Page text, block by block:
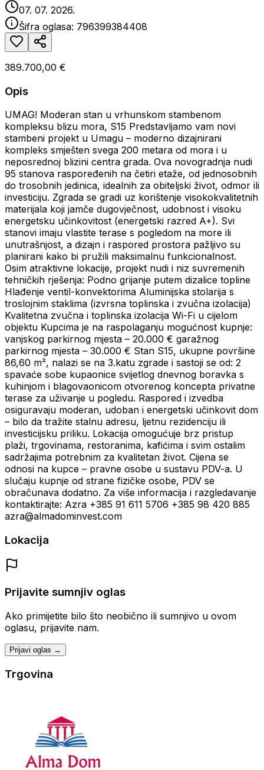
07. 07. 2026.
Šifra oglasa: 796399384408
389.700,00 €
Opis
UMAG! Moderan stan u vrhunskom stambenom
kompleksu blizu mora, S15 Predstavljamo vam novi
stambeni projekt u Umagu – moderno dizajnirani
kompleks smješten svega 200 metara od mora i u
neposrednoj blizini centra grada. Ova novogradnja nudi
95 stanova raspoređenih na četiri etaže, od jednosobnih
do trosobnih jedinica, idealnih za obiteljski život, odmor ili
investiciju. Zgrada se gradi uz korištenje visokokvalitetnih
materijala koji jamče dugovječnost, udobnost i visoku
energetsku učinkovitost (energetski razred A+). Svi
stanovi imaju vlastite terase s pogledom na more ili
unutrašnjost, a dizajn i raspored prostora pažljivo su
planirani kako bi pružili maksimalnu funkcionalnost.
Osim atraktivne lokacije, projekt nudi i niz suvremenih
tehničkih rješenja: Podno grijanje putem dizalice topline
Hlađenje ventil-konvektorima Aluminijska stolarija s
troslojnim staklima (izvrsna toplinska i zvučna izolacija)
Kvalitetna zvučna i toplinska izolacija Wi-Fi u cijelom
objektu Kupcima je na raspolaganju mogućnost kupnje:
vanjskog parkirnog mjesta – 20.000 € garažnog
parkirnog mjesta – 30.000 € Stan S15, ukupne površine
86,60 m², nalazi se na 3.katu zgrade i sastoji se od: 2
spavaće sobe kupaonice svijetlog dnevnog boravka s
kuhinjom i blagovaonicom otvorenog koncepta privatne
terase za uživanje u pogledu. Raspored i izvedba
osiguravaju moderan, udoban i energetski učinkovit dom
– bilo da tražite stalnu adresu, ljetnu rezidenciju ili
investicijsku priliku. Lokacija omogućuje brz pristup
plaži, trgovinama, restoranima, kafićima i svim ostalim
sadržajima potrebnim za kvalitetan život. Cijena se
odnosi na kupce – pravne osobe u sustavu PDV-a. U
slučaju kupnje od strane fizičke osobe, PDV se
obračunava dodatno. Za više informacija i razgledavanje
kontaktirajte: Azra +385 91 611 5706 +385 98 420 885
azra@almadominvest.com
Lokacija
Prijavite sumnjiv oglas
Ako primijetite bilo što neobično ili sumnjivo u ovom
oglasu, prijavite nam.
Prijavi oglas →
Trgovina